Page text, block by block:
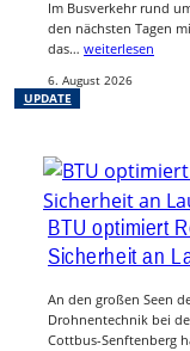
UPDATE
Im Busverkehr rund
den nächsten Tagen
das… weiterlesen
6. August 2026
BTU optimiert
Sicherheit an
An den großen Seen
Drohnentechnik bei
Cottbus-Senftenberg